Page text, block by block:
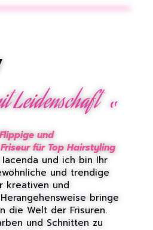
Leidenschaft„
und
für Top Hairstyling
und ich bin Ihr
und trendige
kreativen und
bringe
die Welt der Frisuren.
und Schnitten zu